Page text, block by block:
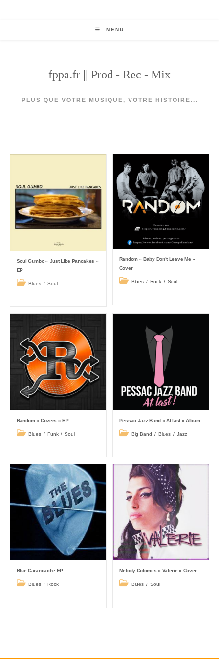
MENU
fppa.fr || Prod - Rec - Mix
PLUS QUE VOTRE MUSIQUE, VOTRE HISTOIRE...
Soul Gumbo « Just Like Pancakes »
EP
PostBlues / Soul
Random « Baby Don’t Leave Me »
Cover
PostBlues / Rock / Soul
Random « Covers » EP
PostBlues / Funk / Soul
Pessac Jazz Band « At last » Album
PostBig Band / Blues / Jazz
Blue Carandache EP
PostBlues / Rock
Melody Colomes « Valerie » Cover
PostBlues / Soul